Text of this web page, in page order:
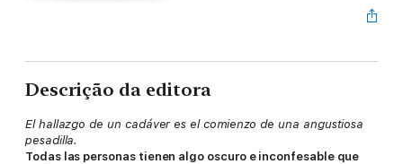
Descrição da editora
El hallazgo de un cadáver es el comienzo de una angustiosa
pesadilla.
Todas las personas tienen algo oscuro e inconfesable que